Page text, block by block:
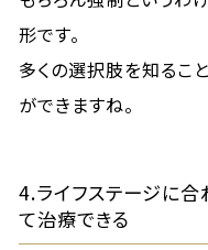
形です。
多くの選択肢を知るこ
ができますね。
4.ライフステージに
て治療できる